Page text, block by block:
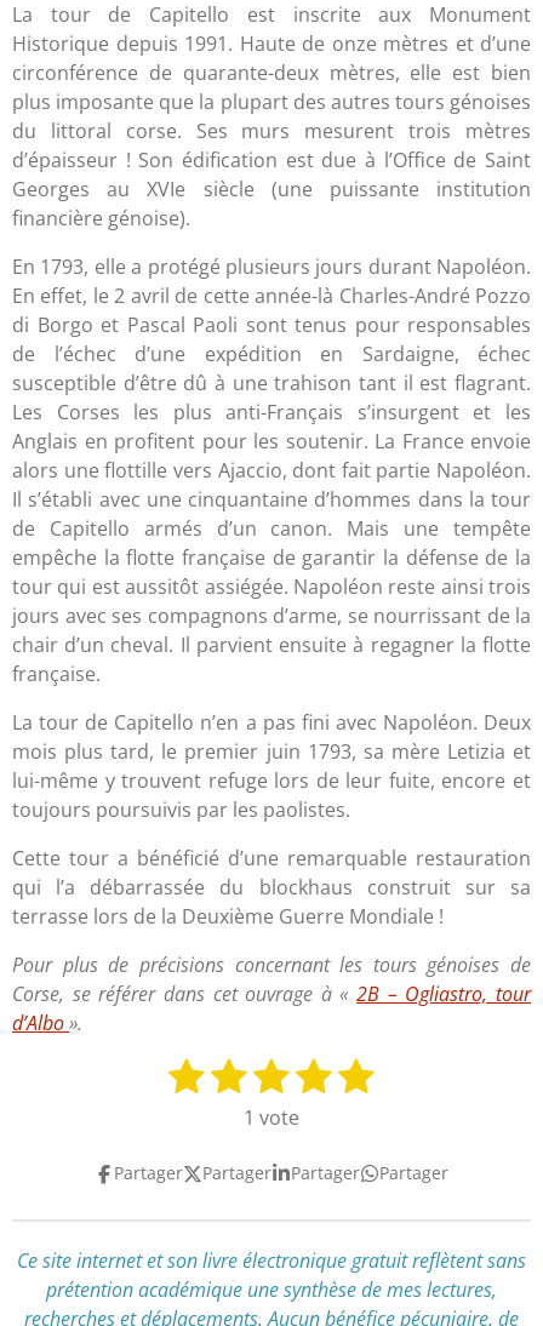
La tour de Capitello est inscrite aux Monument
Historique depuis 1991. Haute de onze mètres et d’une
circonférence de quarante-deux mètres, elle est bien
plus imposante que la plupart des autres tours génoises
du littoral corse. Ses murs mesurent trois mètres
d’épaisseur ! Son édification est due à l’Office de Saint
Georges au XVIe siècle (une puissante institution
financière génoise).
En 1793, elle a protégé plusieurs jours durant Napoléon.
En effet, le 2 avril de cette année-là Charles-André Pozzo
di Borgo et Pascal Paoli sont tenus pour responsables
de l’échec d’une expédition en Sardaigne, échec
susceptible d’être dû à une trahison tant il est flagrant.
Les Corses les plus anti-Français s’insurgent et les
Anglais en profitent pour les soutenir. La France envoie
alors une flottille vers Ajaccio, dont fait partie Napoléon.
Il s’établi avec une cinquantaine d’hommes dans la tour
de Capitello armés d’un canon. Mais une tempête
empêche la flotte française de garantir la défense de la
tour qui est aussitôt assiégée. Napoléon reste ainsi trois
jours avec ses compagnons d’arme, se nourrissant de la
chair d’un cheval. Il parvient ensuite à regagner la flotte
française.
La tour de Capitello n’en a pas fini avec Napoléon. Deux
mois plus tard, le premier juin 1793, sa mère Letizia et
lui-même y trouvent refuge lors de leur fuite, encore et
toujours poursuivis par les paolistes.
Cette tour a bénéficié d’une remarquable restauration
qui l’a débarrassée du blockhaus construit sur sa
terrasse lors de la Deuxième Guerre Mondiale !
Pour plus de précisions concernant les tours génoises de
Corse, se référer dans cet ouvrage à «2B – Ogliastro, tour
d’Albo».
a
1
o
i
l
e
2
o
i
l
e
3
é
o
i
l
e
4
é
o
i
l
e
5
o
i
l
e
y
r
l
'
é
1 vote
Partager Partager Partager Partager
Ce site internet et son livre électronique gratuit reflètentsans
prétention académique une synthèse de mes lectures,
recherches et déplacements.Aucun bénéfice pécuniaire, de